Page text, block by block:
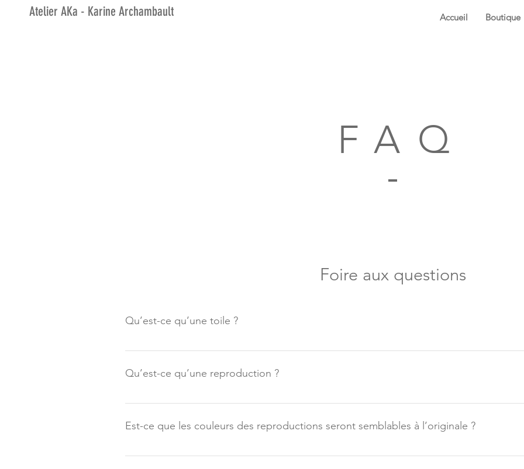
Atelier AKa - Karine Archambault Accueil Boutique
FA Q
Foire aux questions
Qu’est-ce qu’une toile ?
Une toile est une oeuvre originale et unique. La majorité d'entre elles sont peintes à la peinture
pouce (3,8 cm) d'épaisseur; Ou bien sur des panneaux de bois de merisier russe, aussi de
Qu’est-ce qu’une reproduction ?
Il s’agit d’une impression d’une toile originale AKa ! Une photo en haute définition est prise
originale. Pas besoin d'encadrement. La différence avec une toile originale sera l’effet 3D qui ne
Est-ce que les couleurs des reproductions seront semblables à l’originale ?
Les couleurs seront très semblables, voir identique à l'originale ! Par contre, elles peuvent